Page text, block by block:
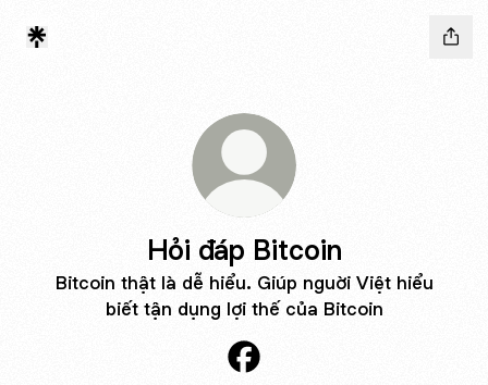
Hỏi đáp Bitcoin
Bitcoin thật là dễ hiểu. Giúp nguời Việt hiểu
biết tận dụng lợi thế của Bitcoin